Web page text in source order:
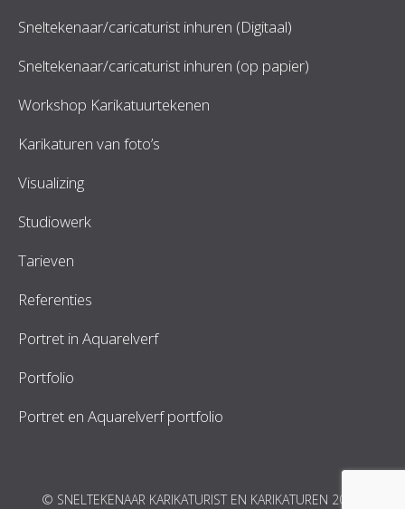
Sneltekenaar/caricaturist inhuren (Digitaal)
Sneltekenaar/caricaturist inhuren (op papier)
Workshop Karikatuurtekenen
Karikaturen van foto’s
Visualizing
Studiowerk
Tarieven
Referenties
Portret in Aquarelverf
Portfolio
Portret en Aquarelverf portfolio
© SNELTEKENAAR KARIKATURIST EN KARIKATUREN 2026.